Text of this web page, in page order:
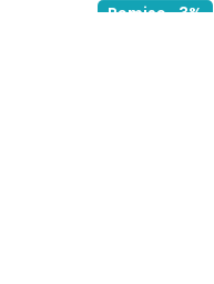
Remise -3%